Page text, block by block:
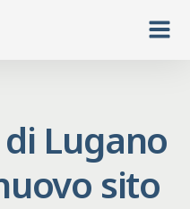
di Lugano
sito